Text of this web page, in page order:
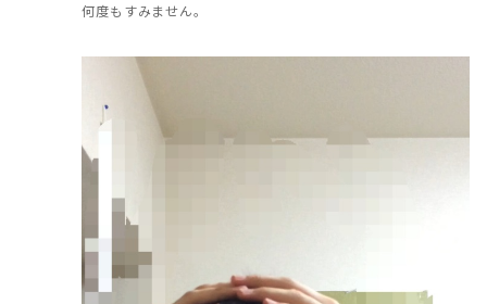
何度もすみません。